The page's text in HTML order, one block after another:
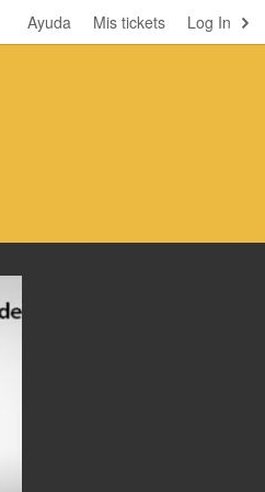
Log In
Mis tickets
Ayuda